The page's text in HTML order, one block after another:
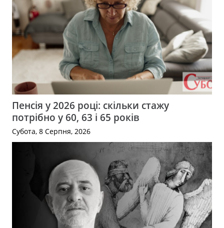
Пенсія у 2026 році: скільки стажу
потрібно у 60, 63 і 65 років
Субота, 8 Серпня, 2026